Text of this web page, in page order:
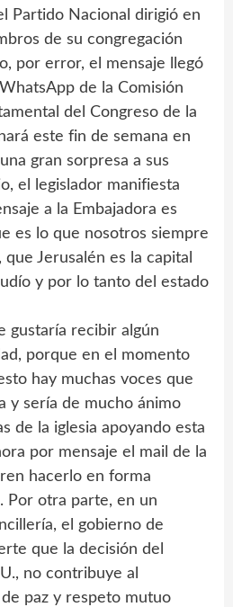
Partido Nacional dirigió en
de su congregación
por error, el mensaje llegó
de la Comisión
del Congreso de la
este fin de semana en
gran sorpresa a sus
el legislador manifiesta
a la Embajadora es
es lo que nosotros siempre
Jerusalén es la capital
y por lo tanto del estado
gustaría recibir algún
porque en el momento
hay muchas voces que
y sería de mucho ánimo
de la iglesia apoyando esta
por mensaje el mail de la
hacerlo en forma
Por otra parte, en un
el gobierno de
que la decisión del
no contribuye al
paz y respeto mutuo